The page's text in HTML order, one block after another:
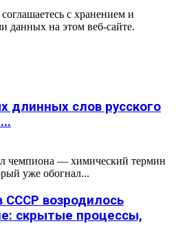
с хранением и
данных на этом веб-сайте.
длинных слов русского
чемпиона — химический термин
уже обогнал...
СССР возродилось
скрытые процессы,